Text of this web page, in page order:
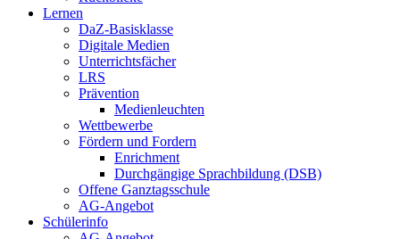
Lernen
DaZ-Basisklasse
Digitale Medien
Unterrichtsfächer
LRS
Prävention
Medienleuchten
Wettbewerbe
Fördern und Fordern
Enrichment
Durchgängige Sprachbildung (DSB)
Offene Ganztagsschule
AG-Angebot
Schülerinfo